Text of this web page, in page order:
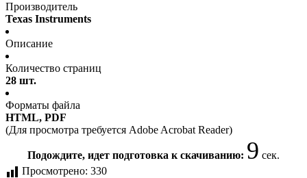
Производитель
Texas Instruments
Описание
Количество страниц
28 шт.
Форматы файла
HTML, PDF
(Для просмотра требуется Adobe Acrobat Reader)
Подождите, идет подготовка к скачиванию: 9 сек.
Просмотрено: 330